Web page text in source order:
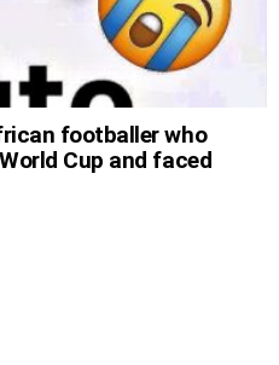
footballer who
Cup and faced